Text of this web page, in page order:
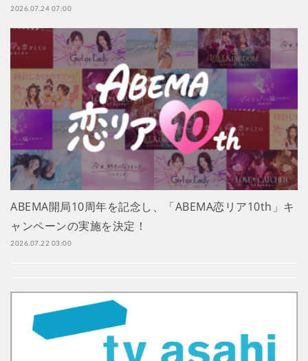
2026.07.24 07:00
ABEMA開局10周年を記念し、「ABEMA恋リア10th」キ
ャンペーンの実施を決定！
2026.07.22 03:00